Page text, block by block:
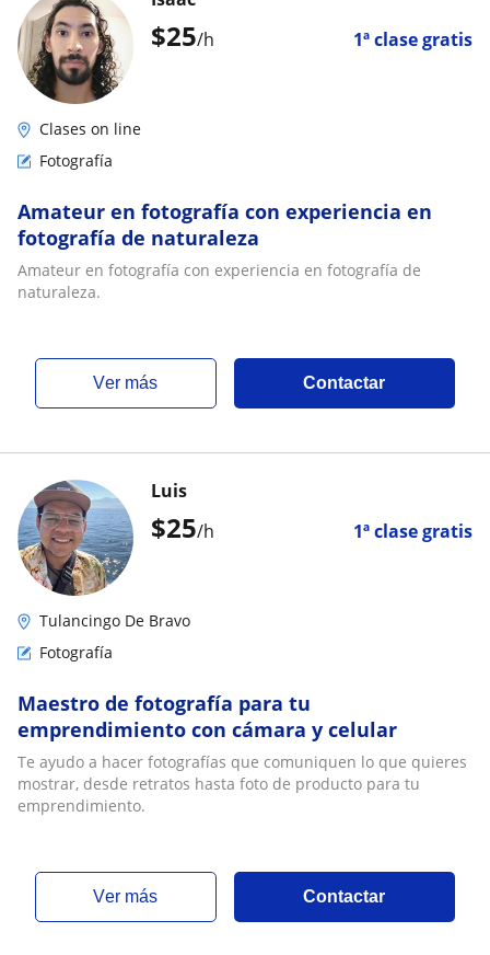
$25/h 1ª clase gratis
Clases on line
Fotografía
Amateur en fotografía con experiencia en
fotografía de naturaleza
Amateur en fotografía con experiencia en fotografía de
naturaleza.
ver más Contactar
$25/h 1ª clase gratis
Luis
Tulancingo De Bravo
Fotografía
Maestro de fotografía para tu
emprendimiento con cámara y celular
Te ayudo a hacer fotografías que comuniquen lo que quieres
mostrar, desde retratos hasta foto de producto para tu
emprendimiento.
ver más Contactar